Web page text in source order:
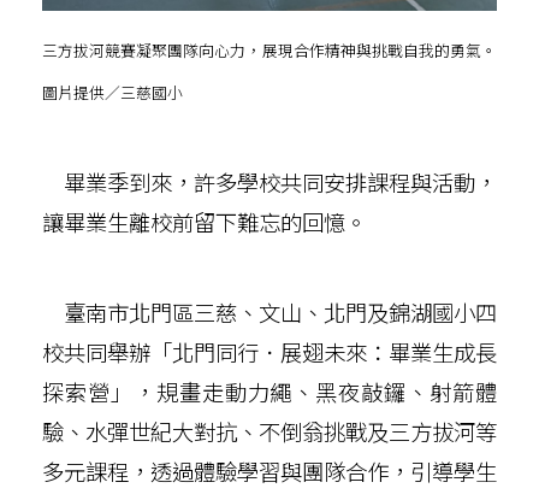
三方拔河競賽凝聚團隊向心力，展現合作精神與挑戰自我的勇氣。
圖片提供／三慈國小
畢業季到來，許多學校共同安排課程與活動，
讓畢業生離校前留下難忘的回憶。
臺南市北門區三慈、文山、北門及錦湖國小四
校共同舉辦「北門同行．展翅未來：畢業生成長
探索營」，規畫走動力繩、黑夜敲鑼、射箭體
驗、水彈世紀大對抗、不倒翁挑戰及三方拔河等
多元課程，透過體驗學習與團隊合作，引導學生